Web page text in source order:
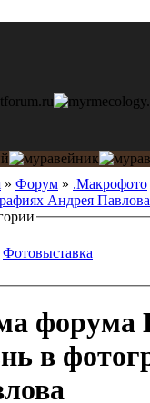
» Форум » .Макрофото
Андрея Павлова
Фотовыставка
в